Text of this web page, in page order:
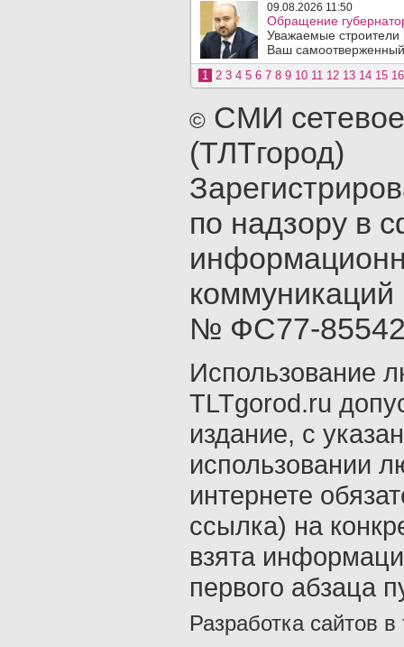
09.08.2026 11:50
Обращение
Уважаемые строители
Ваш самоотверженный
1 2 3 4 5 6 7 8 9 10 11 12 13 14 15 16
© СМИ
(ТЛТгород)
по надзору в
№ ФС77-85542
Использование
TLTgorod.ru
издание, с
использовании
интернете
ссылка) на
взята
первого абзаца
Разработка сайтов в